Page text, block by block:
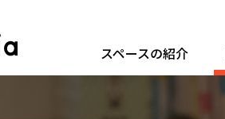
スペースの紹介